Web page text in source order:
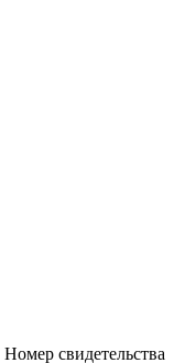
Номер свидетельства